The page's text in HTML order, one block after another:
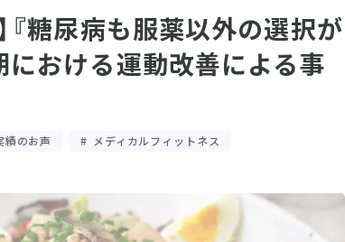
『糖尿病も服薬以外の選択が
における運動改善による事
績のお声 メディカルフィットネス